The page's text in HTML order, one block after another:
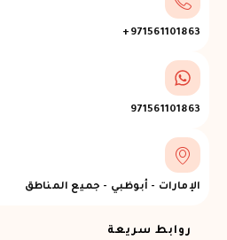
971561101863+
971561101863
الإمارات - أبوظبي - جميع المناطق
روابط سريعة